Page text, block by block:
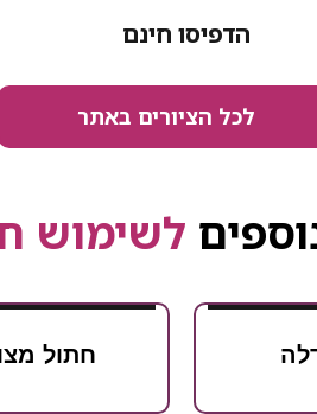
הדפיסו חינם
לכל הציורים באתר
לשימוש
חתול